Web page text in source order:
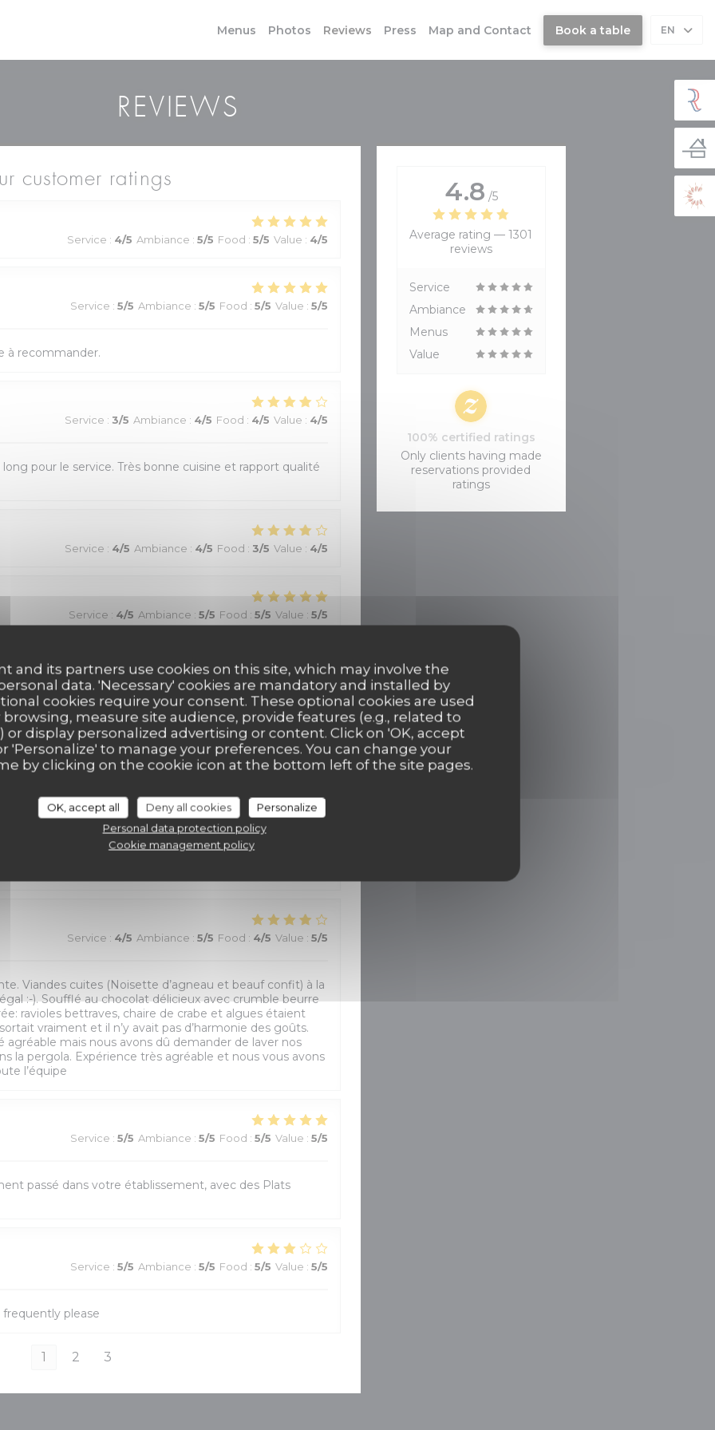
and its partners use cookies on this site, which may involve the
data. 'Necessary' cookies are mandatory and installed by
cookies require your consent. These optional cookies are used
browsing, measure site audience, provide features (e.g., related to
or display personalized advertising or content. Click on 'OK, accept
'Personalize' to manage your preferences. You can change your
by clicking on the cookie icon at the bottom left of the site pages.
OK, accept all Deny all cookies
Personalize
Personal data protection policy
Cookie management policy
Menus Photos Reviews Press Map and Contact Book a table EN
REVIEWS
customer ratings
Service : 4/5 Ambiance : 5/5 Food : 5/5 Value : 4/5
Service : 5/5 Ambiance : 5/5 Food : 5/5 Value : 5/5
à recommander.
Service : 3/5 Ambiance : 4/5 Food : 4/5 Value : 4/5
pour le service. Très bonne cuisine et rapport qualité
Service : 4/5 Ambiance : 4/5 Food : 3/5 Value : 4/5
Service : 4/5 Ambiance : 5/5 Food : 5/5 Value : 5/5
Service:5/5 Ambiance:5/5 Food:5/5 Value: 5/5
Service:5/5 Ambiance:5/5 Food :5/5 Value:5/5
On vient ici depuis plusieurs ans, et jamais déçu. Calme ,
est toujours goutteuse . Service avec un sourire. Merci
Service : 4/5 Ambiance : 5/5 Food : 4/5 Value : 5/5
Viandes cuites (Noisette d’agneau et beauf confit) à la
:-). Soufflé au chocolat délicieux avec crumble beurre
ravioles bettraves, chaire de crabe et algues étaient
vraiment et il n’y avait pas d’harmonie des goûts.
agréable mais nous avons dû demander de laver nos
la pergola. Expérience très agréable et nous vous avons
l’équipe
Service : 5/5 Ambiance : 5/5 Food : 5/5 Value : 5/5
passé dans votre établissement, avec des Plats
Service : 5/5 Ambiance : 5/5 Food : 5/5 Value : 5/5
please
1 2 3
4.8 /5
Average rating —1301
reviews
Service
Ambiance
Menus
Value
100% certified ratings
Only clients having made
reservations provided
ratings